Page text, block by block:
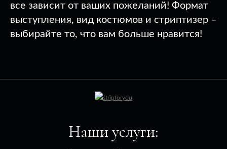
все зависит от ваших пожеланий! Формат
выступления, вид костюмов и стриптизер –
выбирайте то, что вам больше нравится!
Наши услуги: